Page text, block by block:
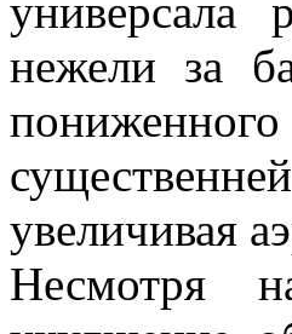
универсала
нежели за
увеличивая
Несмотря